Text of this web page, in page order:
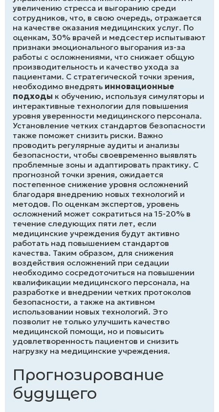
увеличению стресса и выгоранию среди
сотрудников, что, в свою очередь, отражается
на качестве оказания медицинских услуг. По
оценкам, 30% врачей и медсестер испытывают
признаки эмоционального выгорания из-за
работы с осложнениями, что снижает общую
производительность и качество ухода за
пациентами. С стратегической точки зрения,
необходимо внедрять инновационные
подходы к обучению, используя симуляторы и
интерактивные технологии для повышения
уровня уверенности медицинского персонала.
Установление четких стандартов безопасности
также поможет снизить риски. Важно
проводить регулярные аудиты и анализы
безопасности, чтобы своевременно выявлять
проблемные зоны и адаптировать практику. С
прогнозной точки зрения, ожидается
постепенное снижение уровня осложнений
благодаря внедрению новых технологий и
методов. По оценкам экспертов, уровень
осложнений может сократиться на 15-20% в
течение следующих пяти лет, если
медицинские учреждения будут активно
работать над повышением стандартов
качества. Таким образом, для снижения
воздействия осложнений при седации
необходимо сосредоточиться на повышении
квалификации медицинского персонала, на
разработке и внедрении четких протоколов
безопасности, а также на активном
использовании новых технологий. Это
позволит не только улучшить качество
медицинской помощи, но и повысить
удовлетворенность пациентов и снизить
нагрузку на медицинские учреждения.
Прогнозирование
будущего